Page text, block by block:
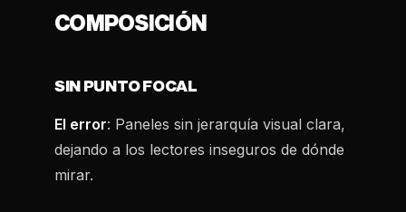
COMPOSICIÓN
SIN PUNTO FOCAL
El error: Paneles sin jerarquía visual clara,
dejando a los lectores inseguros de dónde
mirar.